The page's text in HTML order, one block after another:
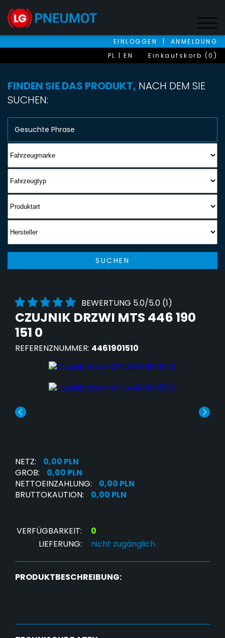
EINLOGGEN |
ANMELDUNG
PL
EN Einkaufskorb (0)
FINDEN SIE DAS PRODUKT, NACH DEM SIE
SUCHEN:
SUCHEN
BEWERTUNG 5.0/5.0 (1)
CZUJNIK DRZWI MTS 446 190
151 0
REFERENZNUMMER: 4461901510
NETZ:
0,00 PLN
GROB:
0,00 PLN
NETTOEINZAHLUNG:
0,00 PLN
BRUTTOKAUTION:
0,00 PLN
VERFÜGBARKEIT:
0
LIEFERUNG:
nicht zugänglich
PRODUKTBESCHREIBUNG: